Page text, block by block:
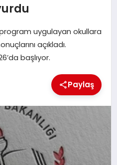
program uygulayan okullara
açıkladı.
başlıyor.
Paylaş